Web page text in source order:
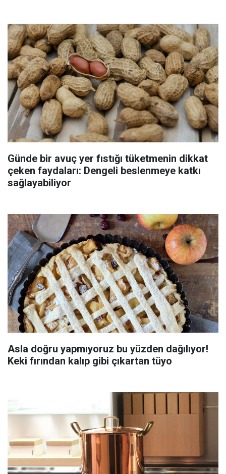
Günde bir avuç yer fıstığı tüketmenin dikkat
çeken faydaları: Dengeli beslenmeye katkı
sağlayabiliyor
Asla doğru yapmıyoruz bu yüzden dağılıyor!
Keki fırından kalıp gibi çıkartan tüyo